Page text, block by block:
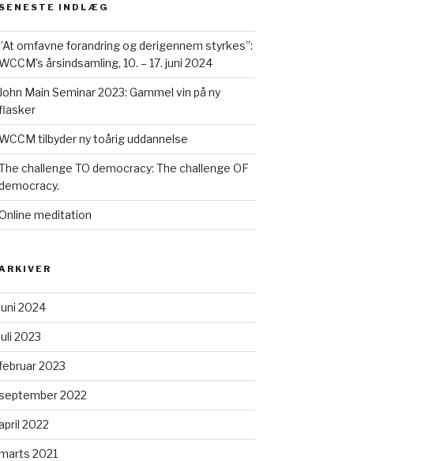
SENESTE INDLÆG
omfavne forandring og derigennem styrkes”:
årsindsamling, 10. – 17. juni 2024
John Main Seminar 2023: Gammel vin på ny
tilbyder ny toårig uddannelse
challenge TO democracy: The challenge OF
meditation
2024
2023
2023
2022
2022
2021